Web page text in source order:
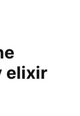
elixir